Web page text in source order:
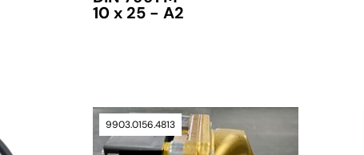
verfügbar
10 x 25 - A2
9903.0156.4813